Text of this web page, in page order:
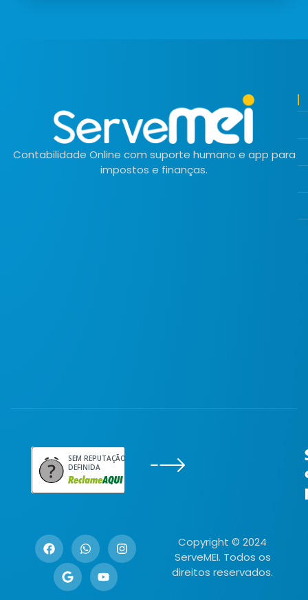
Contabilidade Online com suporte humano e app para
impostos e finanças.
SEM REPUTAÇÃO
DEFINIDA
Copyright © 2024
ServeMEI. Todos os
direitos reservados.